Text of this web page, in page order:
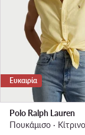
Ευκαιρία
Polo Ralph Lauren
Πουκάμισο · Κίτρινο